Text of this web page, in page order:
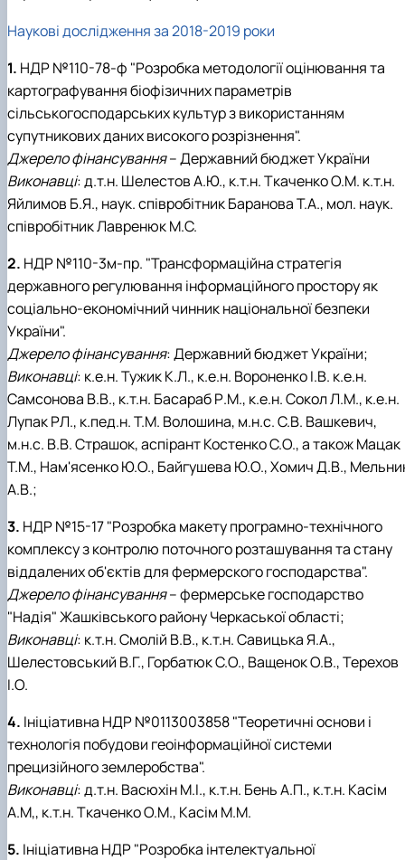
Наукові дослідження за 2018-2019 роки
1. НДР №110-78-ф "Розробка методології оцінювання та
картографування біофізичних параметрів
сільськогосподарських культур з використанням
супутникових даних високого розрізнення".
Джерело фінансування– Державний бюджет України
Виконавці: д.т.н. Шелестов А.Ю., к.т.н. Ткаченко О.М. к.т.н.
Яйлимов Б.Я., наук. співробітник Баранова Т.А., мол. наук.
співробітник Лавренюк М.С.
2. НДР №110-3м-пр. "Трансформаційна стратегія
державного регулювання інформаційного простору як
соціально-економічний чинник національної безпеки
України".
Джерело фінансування: Державний бюджет України;
Виконавці: к.е.н. Тужик К.Л., к.е.н. Вороненко І.В. к.е.н.
Самсонова В.В., к.т.н. Басараб Р.М., к.е.н. Сокол Л.М., к.е.н.
Лупак РЛ., к.пед.н. Т.М. Волошина, м.н.с. С.В. Вашкевич,
м.н.с. В.В. Страшок, аспірант Костенко С.О., а також Мацак
Т.М., Нам'ясенко Ю.О., Байгушева Ю.О., Хомич Д.В.,
А.В.;
3. НДР №15-17 "Розробка макету програмно-технічного
комплексу з контролю поточного розташування та стану
віддалених об'єктів для фермерского господарства".
Джерело фінансування– фермерське господарство
"Надія" Жашківського району Черкаської області;
Виконавці: к.т.н. Смолій В.В., к.т.н. Савицька Я.А.,
Шелестовський В.Г., Горбатюк С.О., Ващенок О.В., Терехов
І.О.
4. Ініціативна НДР №0113003858 "Теоретичні основи і
технологія побудови геоінформаційної системи
прецизійного землеробства".
Виконавці: д.т.н. Васюхін М.І., к.т.н. Бень А.П., к.т.н. Касім
А.М,, к.т.н. Ткаченко О.М., Касім М.М.
5. Ініціативна НДР "Розробка інтелектуальної